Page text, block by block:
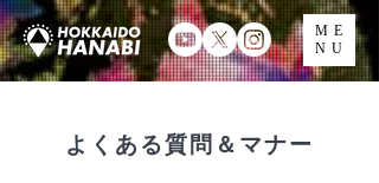
ME
NU
​ よくある質問＆マナー